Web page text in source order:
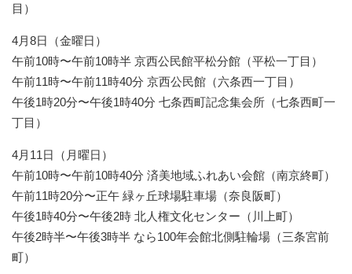
目）
4月8日（金曜日）
午前10時〜午前10時半 京西公民館平松分館（平松一丁目）
午前11時〜午前11時40分 京西公民館（六条西一丁目）
午後1時20分〜午後1時40分 七条西町記念集会所（七条西町一
丁目）
4月11日（月曜日）
午前10時〜午前10時40分 済美地域ふれあい会館（南京終町）
午前11時20分〜正午 緑ヶ丘球場駐車場（奈良阪町）
午後1時40分〜午後2時 北人権文化センター（川上町）
午後2時半〜午後3時半 なら100年会館北側駐輪場（三条宮前
町）